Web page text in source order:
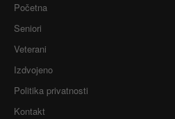
Početna
Seniori
Veterani
Izdvojeno
Politika privatnosti
Kontakt